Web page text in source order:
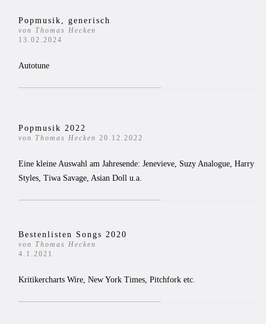
Popmusik, generisch
von Thomas Hecken
13.02.2024
Autotune
Popmusik 2022
von Thomas Hecken 20.12.2022
Eine kleine Auswahl am Jahresende: Jenevieve, Suzy Analogue, Harry
Styles, Tiwa Savage, Asian Doll u.a.
Bestenlisten Songs 2020
von Thomas Hecken
4.1.2021
Kritikercharts Wire, New York Times, Pitchfork etc.